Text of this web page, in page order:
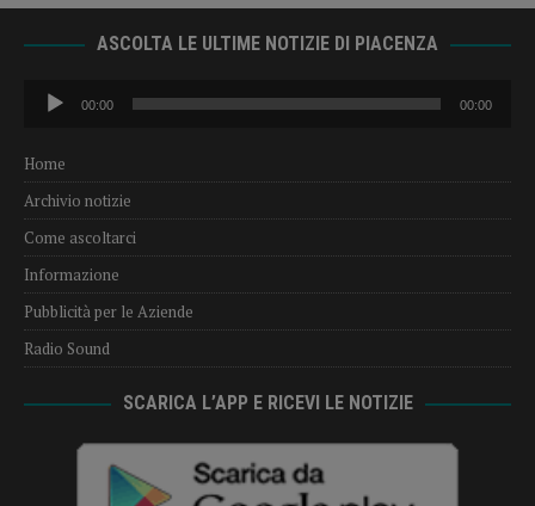
ASCOLTA LE ULTIME NOTIZIE DI PIACENZA
Audio
Player
00:00 00:00
Home
Archivio notizie
Come ascoltarci
Informazione
Pubblicità per le Aziende
Radio Sound
SCARICA L’APP E RICEVI LE NOTIZIE